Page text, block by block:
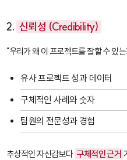
2. 신뢰성 (Credibility)
"우리가 왜 이 프로젝트를 잘할 수 있
유사 프로젝트 성과 데이터
구체적인 사례와 숫자
팀원의 전문성과 경험
추상적인 자신감보다 구체적인 근거